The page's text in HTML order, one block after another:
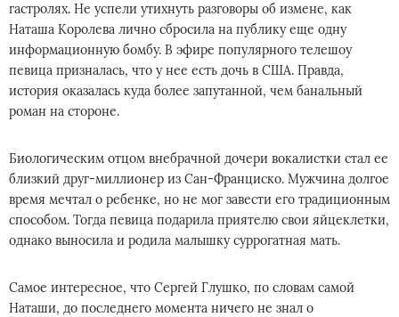
гастролях. Не успели утихнуть разговоры об измене, как
Наташа Королева лично сбросила на публику еще одну
информационную бомбу. В эфире популярного телешоу
певица призналась, что у нее есть дочь в США. Правда,
история оказалась куда более запутанной, чем банальный
роман на стороне.
Биологическим отцом внебрачной дочери вокалистки стал ее
близкий друг-миллионер из Сан-Франциско. Мужчина долгое
время мечтал о ребенке, но не мог завести его традиционным
способом. Тогда певица подарила приятелю свои яйцеклетки,
однако выносила и родила малышку суррогатная мать.
Самое интересное, что Сергей Глушко, по словам самой
Наташи, до последнего момента ничего не знал о